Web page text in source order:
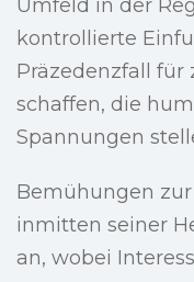
Umfeld in der
kontrollierte
Präzedenzfall
schaffen, die
Spannungen
Bemühungen
inmitten seiner
an, wobei